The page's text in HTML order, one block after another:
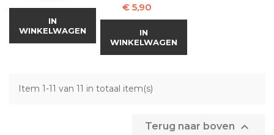
IN
WINKELWAGEN
Prijs
€ 5,90
IN
WINKELWAGEN
Item 1-11 van 11 in totaal item(s)
Terug naar boven 